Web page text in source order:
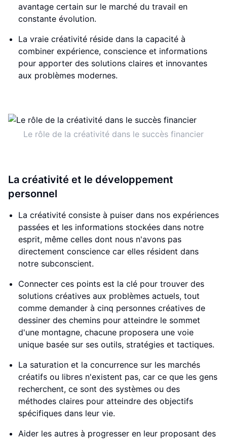
avantage certain sur le marché du travail en
constante évolution.
La vraie créativité réside dans la capacité à
combiner expérience, conscience et informations
pour apporter des solutions claires et innovantes
aux problèmes modernes.
Le rôle de la créativité dans le succès financier
La créativité et le développement
personnel
La créativité consiste à puiser dans nos expériences
passées et les informations stockées dans notre
esprit, même celles dont nous n'avons pas
directement conscience car elles résident dans
notre subconscient.
Connecter ces points est la clé pour trouver des
solutions créatives aux problèmes actuels, tout
comme demander à cinq personnes créatives de
dessiner des chemins pour atteindre le sommet
d'une montagne, chacune proposera une voie
unique basée sur ses outils, stratégies et tactiques.
La saturation et la concurrence sur les marchés
créatifs ou libres n'existent pas, car ce que les gens
recherchent, ce sont des systèmes ou des
méthodes claires pour atteindre des objectifs
spécifiques dans leur vie.
Aider les autres à progresser en leur proposant des